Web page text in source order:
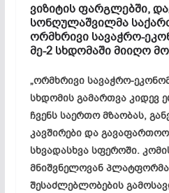
ვიზიტის ფარგლებში,
სონღულაშვილმა
ორმხრივი სავაჭრო-
მე-2 სხდომაში მიიღო
„ორმხრივი სავაჭრო-
სხდომის გამართვა კიდევ
ჩვენს საერთო მზაობას,
კავშირები და
სხვადასხვა სფეროში.
მნიშვნელოვან
შესაძლებლობების